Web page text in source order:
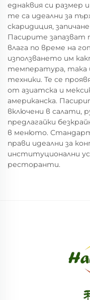
еднаквия си размер
те са идеални за
скаридиция,
Пасирите
влага по време на
използването им
температура, така
техники. Те се
от азиатска и
американска.
включени в салати,
предлагайки
в менюто.
прави идеални за
институционални
ресторанти.